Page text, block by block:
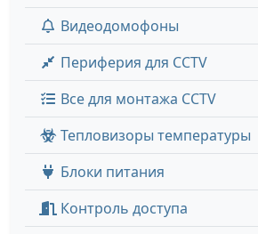
Видеодомофоны
Периферия для CCTV
Все для монтажа CCTV
Тепловизоры температуры
Блоки питания
Контроль доступа